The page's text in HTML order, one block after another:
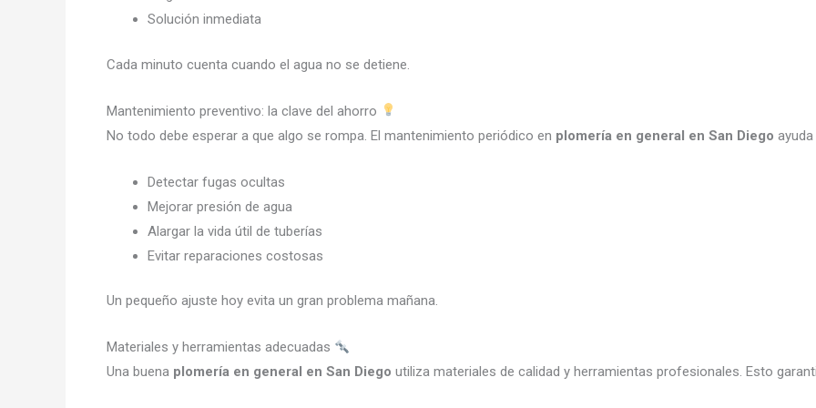
Solución inmediata
Cada minuto cuenta cuando el agua no se detiene.
Mantenimiento preventivo: la clave del ahorro
No todo debe esperar a que algo se rompa. El mantenimiento periódico en plomería en general en San Diego ayuda
Detectar fugas ocultas
Mejorar presión de agua
Alargar la vida útil de tuberías
Evitar reparaciones costosas
Un pequeño ajuste hoy evita un gran problema mañana.
Materiales y herramientas adecuadas
Una buena plomería en general en San Diego utiliza materiales de calidad y herramientas profesionales. Esto